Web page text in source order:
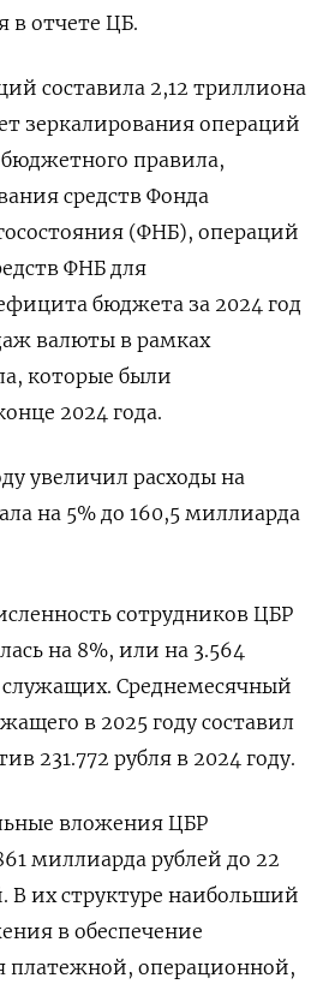
в отчете ЦБ.
составила 2,12 триллиона
зеркалирования операций
правила,
средств Фонда
(ФНБ), операций
ФНБ для
бюджета за 2024 год
валюты в рамках
которые были
2024 года.
увеличил расходы на
на 5% до 160,5 миллиарда
сотрудников ЦБР
на 8%, или на 3.564
служащих. Среднемесячный
в 2025 году составил
231.772 рубля в 2024 году.
вложения ЦБР
миллиарда рублей до 22
В их структуре наибольший
в обеспечение
операционной,